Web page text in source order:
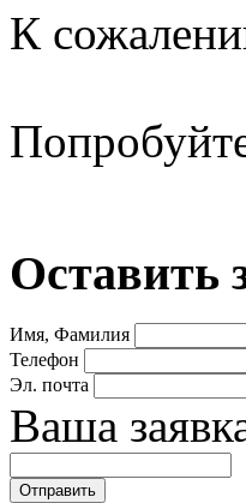
К
Оставить
Имя, Фамилия
Телефон
Эл. почта
Ваша